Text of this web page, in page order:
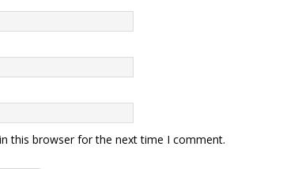
this browser for the next time I comment.